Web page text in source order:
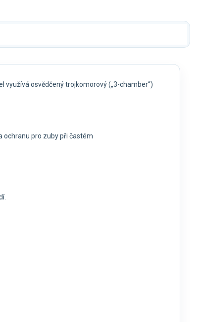
využívá osvědčený trojkomorový („3-chamber“)
ochranu pro zuby při častém